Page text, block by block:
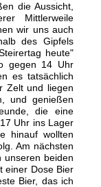
die Aussicht,
Mittlerweile
wir uns auch
des Gipfels
heute"
gegen 14 Uhr
es tatsächlich
Zelt und liegen
und genießen
die eine
Uhr ins Lager
hinauf wollten
Am nächsten
unseren beiden
einer Dose Bier
Bier, das ich